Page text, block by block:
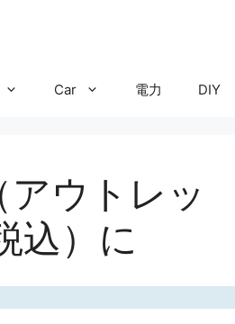
Car 電力 DIY
ウトレッ
込）に